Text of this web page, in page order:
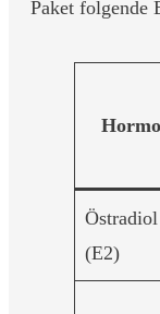
Paket folgende
Östradiol
(E2)